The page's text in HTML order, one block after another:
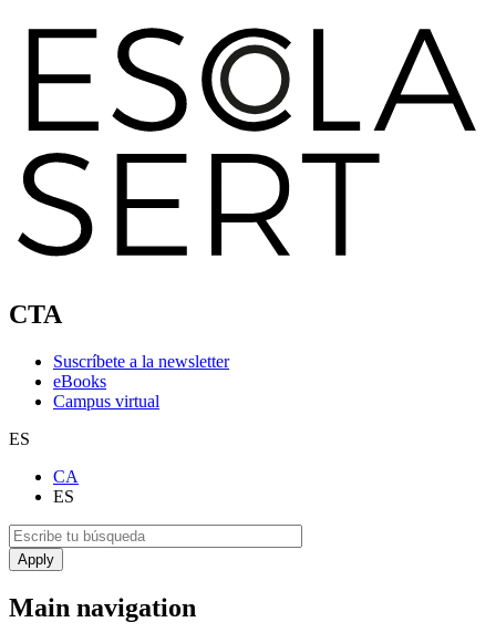
CTA
Suscríbete a la newsletter
eBooks
Campus virtual
ES
CA
ES
Main navigation